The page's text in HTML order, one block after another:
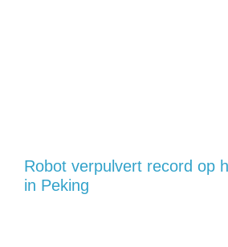
Robot verpulvert record op
in Peking